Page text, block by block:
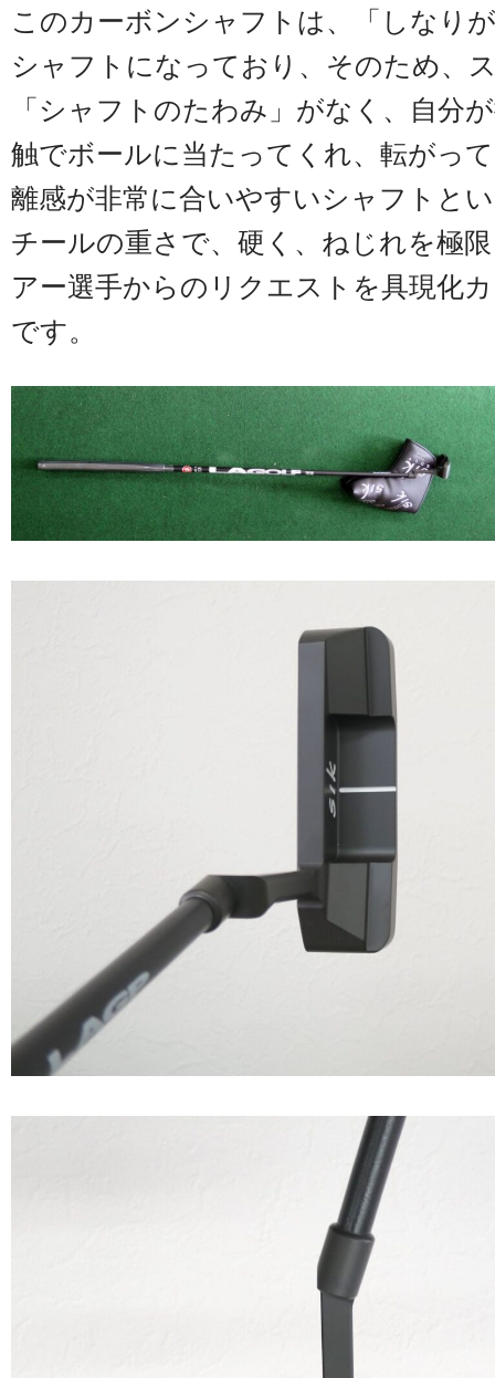
このカーボンシャフトは、「しなり
シャフトになっており、そのため、
「シャフトのたわみ」がなく、自分
触でボールに当たってくれ、転がっ
離感が非常に合いやすいシャフトと
チールの重さで、硬く、ねじれを極
アー選手からのリクエストを具現化
です。